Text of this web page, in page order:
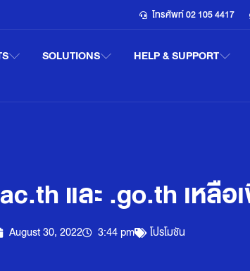
โทรศัพท์ 02 105 4417
SOLUTIONS HELP & SUPPORT
และ .go.th เหลื
August 30, 2022 3:44 pm โปรโมชัน